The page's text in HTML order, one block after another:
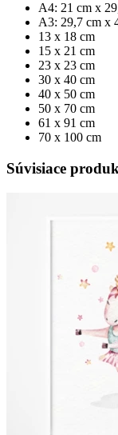
A4: 21 cm x
A3: 29,7 cm x
13 x 18 cm
15 x 21 cm
23 x 23 cm
30 x 40 cm
40 x 50 cm
50 x 70 cm
61 x 91 cm
70 x 100 cm
Súvisiace